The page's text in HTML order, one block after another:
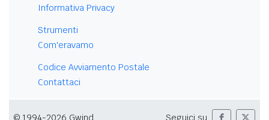
Informativa Privacy
Strumenti
Com'eravamo
Codice Avviamento Postale
Contattaci
© 1994-2026 Gwind Seguici su